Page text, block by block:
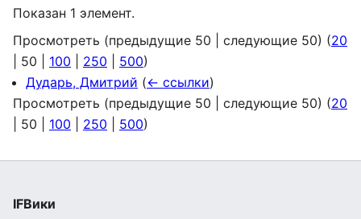
Показан 1 элемент.
Просмотреть (предыдущие 50 следующие 50) (20
50 100 250 500)
Дударь, Дмитрий (← ссылки)
Просмотреть (предыдущие 50 следующие 50) (20
50 100 250 500)
IFВики